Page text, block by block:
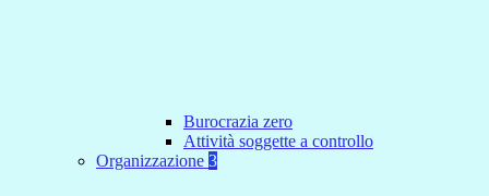
Burocrazia zero
Attività soggette a controllo
Organizzazione 3